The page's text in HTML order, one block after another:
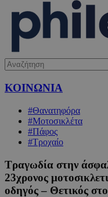
ΚΟΙΝΩΝΙΑ
#Θανατηφόρα
#Μοτοσικλέτα
#Πάφος
#Τροχαίο
Τραγωδία στην
23χρονος
οδηγός – Θετικός